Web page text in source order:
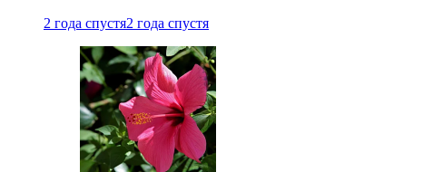
2 года спустя2 года спустя